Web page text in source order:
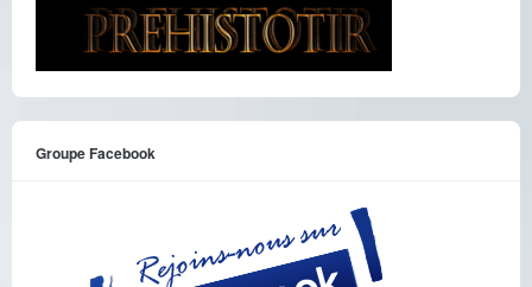
Groupe Facebook